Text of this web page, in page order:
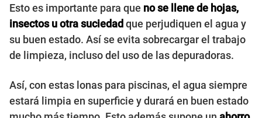
Esto es importante para que no se llene de hojas,
insectos u otra suciedad que perjudiquen el agua y
su buen estado. Así se evita sobrecargar el trabajo
de limpieza, incluso del uso de las depuradoras.
Así, con estas lonas para piscinas, el agua siempre
estará limpia en superficie y durará en buen estado